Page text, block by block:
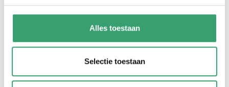
Alles toestaan
Selectie toestaan
Verhuizen.nl is een
initiatief van